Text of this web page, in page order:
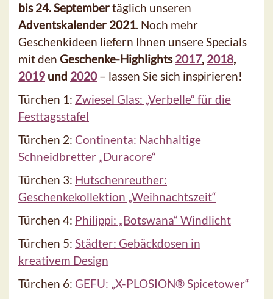
bis 24. Septembertäglich unseren
Adventskalender 2021. Noch mehr
Geschenkideen liefern Ihnen unsere Specials
mit den Geschenke-Highlights2017, 2018,
2019 und 2020– lassen Sie sich inspirieren!
Türchen 1: Zwiesel Glas: „Verbelle“ für die
Festtagsstafel
Türchen 2: Continenta: Nachhaltige
Schneidbretter „Duracore“
Türchen 3: Hutschenreuther:
Geschenkekollektion „Weihnachtszeit“
Türchen 4: Philippi: „Botswana“ Windlicht
Türchen 5: Städter: Gebäckdosen in
kreativem Design
Türchen 6: GEFU: „X-PLOSION® Spicetower“